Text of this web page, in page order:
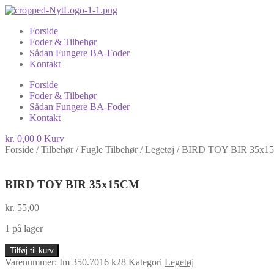
Forside
Foder & Tilbehør
Sådan Fungere BA-Foder
Kontakt
Forside
Foder & Tilbehør
Sådan Fungere BA-Foder
Kontakt
kr. 0,00 0 Kurv
Forside /Tilbehør/Fugle Tilbehør/Legetøj /BIRD TOY BIR
BIRD TOY BIR 35x15CM
kr. 55,00
1 på lager
BIRD
TOY
Tilføj til kurv
Varenummer: Im 350.7016 k28 Kategori Legetøj